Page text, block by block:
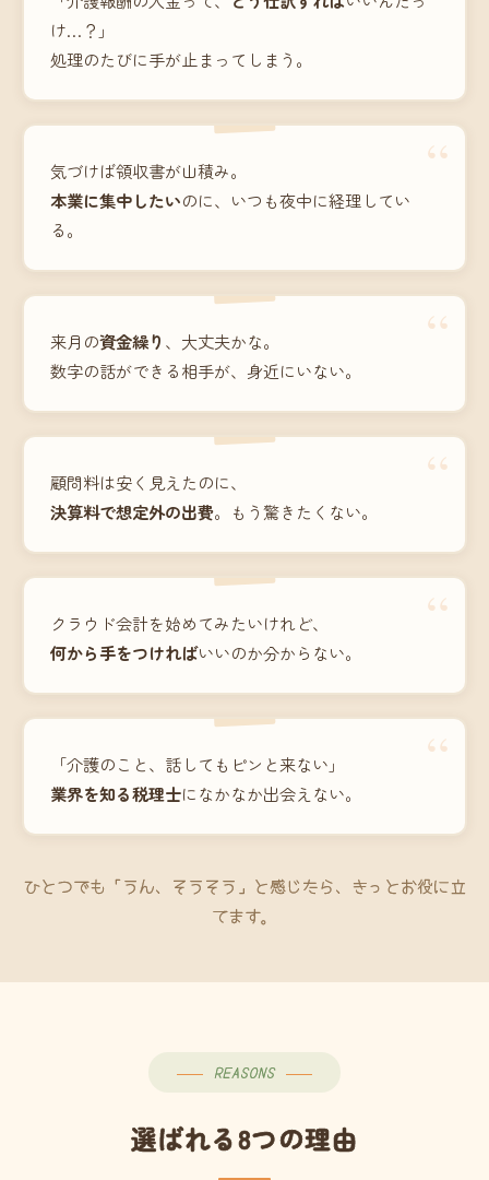
け…？」
処理のたびに手が止まってしまう。
“
気づけば領収書が山積み。
本業に集中したいのに、いつも夜中に経理してい
る。
“
来月の資金繰り 、大丈夫かな。
数字の話ができる相手が、身近にいない。
“
顧問料は安く見えたのに、
決算料で想定外の出費。もう驚きたくない。
“
クラウド会計を始めてみたいけれど、
何から手をつければいいのか分からない。
“
「介護のこと、話してもピンと来ない」
業界を知る税理士になかなか出会えない。
ひとつでも「うん、そうそう」と感じたら、きっとお役に立
てます。
REASONS
選ばれる8つの理由